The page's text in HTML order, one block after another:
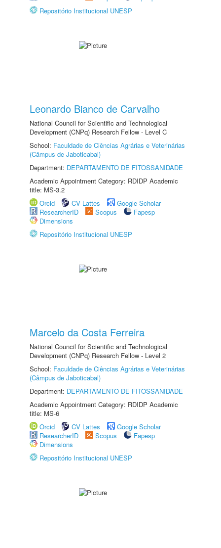
Repositório Institucional UNESP
Leonardo Bianco de Carvalho
National Council for Scientific and Technological
Development (CNPq) Research Fellow - Level C
School: Faculdade de Ciências Agrárias e Veterinárias
(Câmpus de Jaboticabal)
Department: DEPARTAMENTO DE FITOSSANIDADE
Academic Appointment Category: RDIDP Academic
title: MS-3.2
Orcid
CV Lattes
Google Scholar
ResearcherID
Scopus
Fapesp
Dimensions
Repositório Institucional UNESP
Marcelo da Costa Ferreira
National Council for Scientific and Technological
Development (CNPq) Research Fellow - Level 2
School: Faculdade de Ciências Agrárias e Veterinárias
(Câmpus de Jaboticabal)
Department: DEPARTAMENTO DE FITOSSANIDADE
Academic Appointment Category: RDIDP Academic
title: MS-6
Orcid
CV Lattes
Google Scholar
ResearcherID
Scopus
Fapesp
Dimensions
Repositório Institucional UNESP